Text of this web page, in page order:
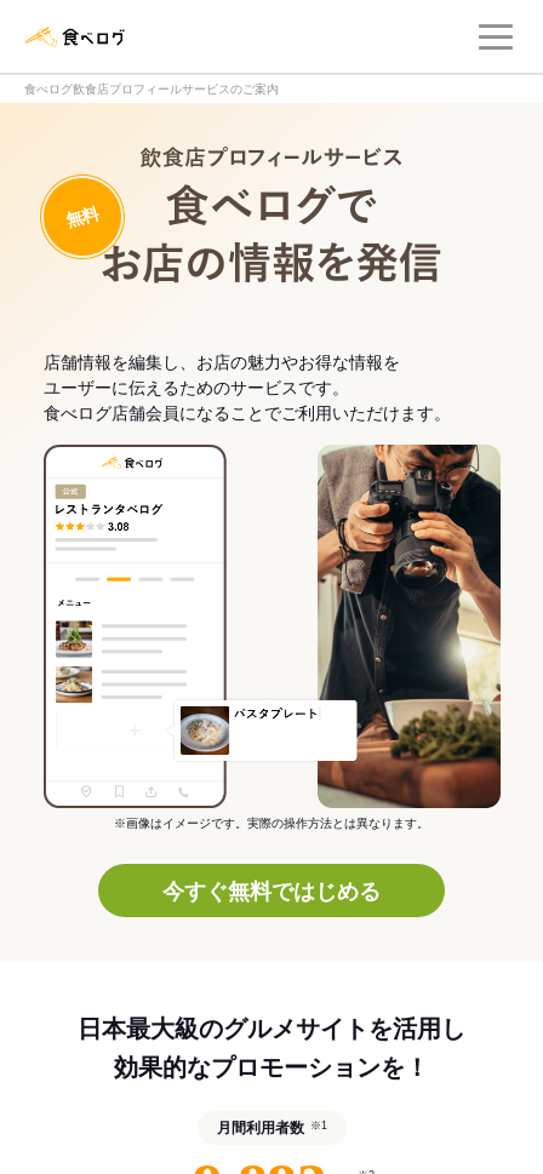
食べログ飲食店プロフィールサービスのご案内
無料
店舗情報を編集し、お店の魅力やお得な情報を
ユーザーに伝えるためのサービスです。
食べログ店舗会員になることでご利用いただけます。
※画像はイメージです。実際の操作方法とは異なります。
今すぐ無料ではじめる
日本最大級のグルメサイトを活用し
効果的なプロモーションを！
月間利用者数 ※1